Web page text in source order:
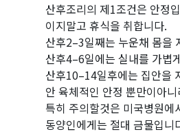
산후조리의 제1조건은 안정
이지말고 휴식을 취합니다.
산후2–3일째는 누운채 몸을
산후4–6일에는 실내를 가볍
산후10–14일후에는 집안을
안 육체적인 안정 뿐만이아
특히 주의할것은 미국병원
동양인에게는 절대 금물입